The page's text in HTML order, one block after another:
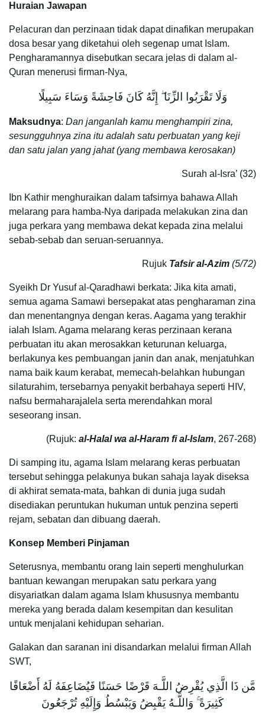
Huraian Jawapan
Pelacuran dan perzinaan tidak dapat dinafikan merupakan
dosa besar yang diketahui oleh segenap umat Islam.
Pengharamannya disebutkan secara jelas di dalam al-
Quran menerusi firman-Nya,
وَلَا تَقْرَبُوا الزِّنَا ۖ إِنَّهُ كَانَ فَاحِشَةً وَسَاءَ سَبِيلًا
Maksudnya: Dan janganlah kamu menghampiri zina,
sesungguhnya zina itu adalah satu perbuatan yang keji
dan satu jalan yang jahat (yang membawa kerosakan)
Surah al-Isra’ (32)
Ibn Kathir menghuraikan dalam tafsirnya bahawa Allah
melarang para hamba-Nya daripada melakukan zina dan
juga perkara yang membawa dekat kepada zina melalui
sebab-sebab dan seruan-seruannya.
Rujuk Tafsir al-Azim (5/72)
Syeikh Dr Yusuf al-Qaradhawi berkata: Jika kita amati,
semua agama Samawi bersepakat atas pengharaman zina
dan menentangnya dengan keras. Aagama yang terakhir
ialah Islam. Agama melarang keras perzinaan kerana
perbuatan itu akan merosakkan keturunan keluarga,
berlakunya kes pembuangan janin dan anak, menjatuhkan
nama baik kaum kerabat, memecah-belahkan hubungan
silaturahim, tersebarnya penyakit berbahaya seperti HIV,
nafsu bermaharajalela serta merendahkan moral
seseorang insan.
(Rujuk: al-Halal wa al-Haram fi al-Islam, 267-268)
Di samping itu, agama Islam melarang keras perbuatan
tersebut sehingga pelakunya bukan sahaja layak diseksa
di akhirat semata-mata, bahkan di dunia juga sudah
disediakan peruntukan hukuman untuk penzina seperti
rejam, sebatan dan dibuang daerah.
Konsep Memberi Pinjaman
Seterusnya, membantu orang lain seperti menghulurkan
bantuan kewangan merupakan satu perkara yang
disyariatkan dalam agama Islam khususnya membantu
mereka yang berada dalam kesempitan dan kesulitan
untuk menjalani kehidupan seharian.
Galakan dan saranan ini disandarkan melalui firman Allah
SWT,
مَّن ذَا الَّذِي يُقْرِضُ اللَّـهَ قَرْضًا حَسَنًا فَيُضَاعِفَهُ لَهُ أَضْعَافًا
كَثِيرَةً ۚ وَاللَّـهُ يَقْبِضُ وَيَبْسُطُ وَإِلَيْهِ تُرْجَعُونَ